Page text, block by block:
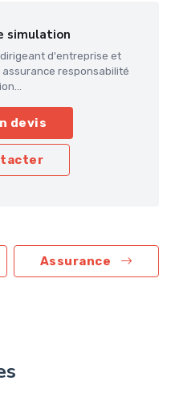
simulation
d'entreprise et
responsabilité
devis
Assurance